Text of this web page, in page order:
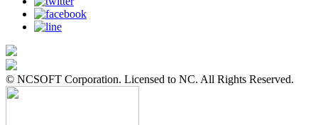
© NCSOFT Corporation. Licensed to NC. All Rights Reserved.